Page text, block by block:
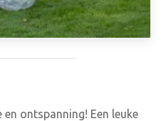
ontspanning! Een leuke